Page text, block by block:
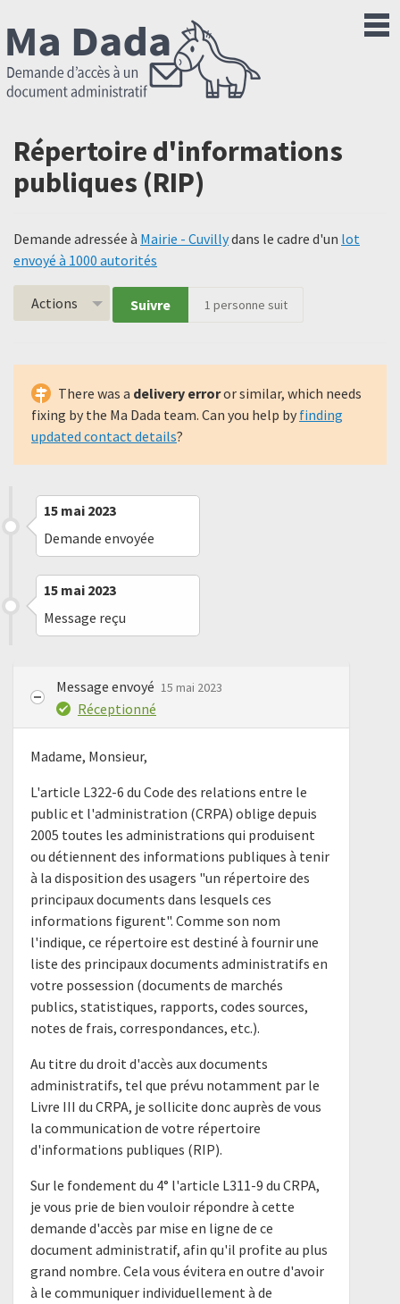
Répertoire d'informations
publiques (RIP)
Demande adressée à Mairie - Cuvillydans le cadre d'un lot
envoyé à 1000 autorités
Actions Suivre 1 personne suit
There was a delivery erroror similar, which needs
fixing by the Ma Dada team. Can you help by finding
updated contact details?
15 mai 2023
Demande envoyée
15 mai 2023
Message reçu
Message envoyé 15 mai 2023
Réceptionné
Madame, Monsieur,
L'article L322-6 du Code des relations entre le
public et l'administration (CRPA) oblige depuis
2005 toutes les administrations qui produisent
ou détiennent des informations publiques à tenir
à la disposition des usagers "un répertoire des
principaux documents dans lesquels ces
informations figurent". Comme son nom
l'indique, ce répertoire est destiné à fournir une
liste des principaux documents administratifs en
votre possession (documents de marchés
publics, statistiques, rapports, codes sources,
notes de frais, correspondances, etc.).
Au titre du droit d'accès aux documents
administratifs, tel que prévu notamment par le
Livre III du CRPA, je sollicite donc auprès de vous
la communication de votre répertoire
d'informations publiques (RIP).
Sur le fondement du 4° l'article L311-9 du CRPA,
je vous prie de bien vouloir répondre à cette
demande d'accès par mise en ligne de ce
document administratif, afin qu'il profite au plus
grand nombre. Cela vous évitera en outre d'avoir
à le communiquer individuellement à de